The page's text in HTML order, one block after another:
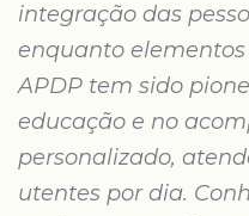
integração das
enquanto
APDP tem sido
educação e no
personalizado,
utentes por dia.